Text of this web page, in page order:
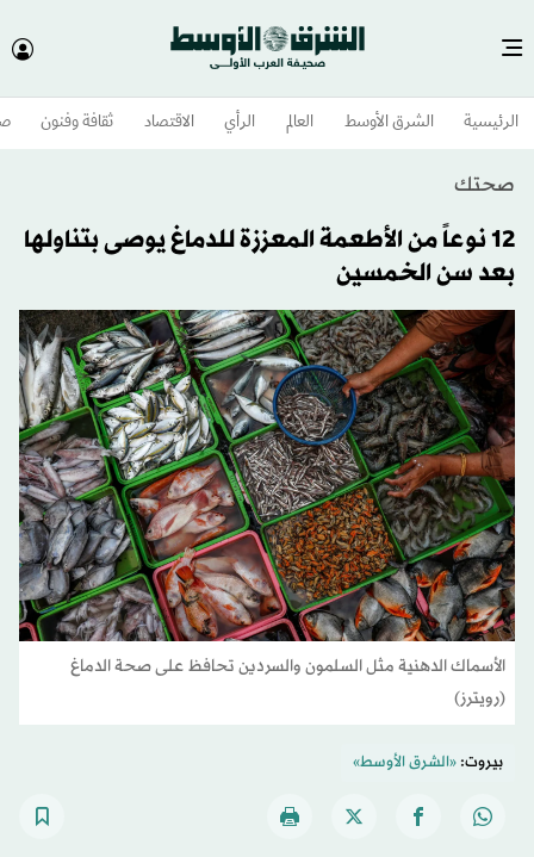
الرئيسية الشرق الأوسط​ العالم الرأي الاقتصاد ثقافة وفنون
صحتك
12 نوعاً من الأطعمة المعززة للدماغ يوصى بتناولها
بعد سن الخمسين
الأسماك الدهنية مثل السلمون والسردين تحافظ على صحة الدماغ
(رويترز)
بيروت:«الشرق الأوسط»